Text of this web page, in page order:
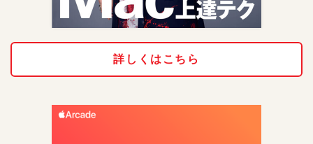
詳しくはこちら